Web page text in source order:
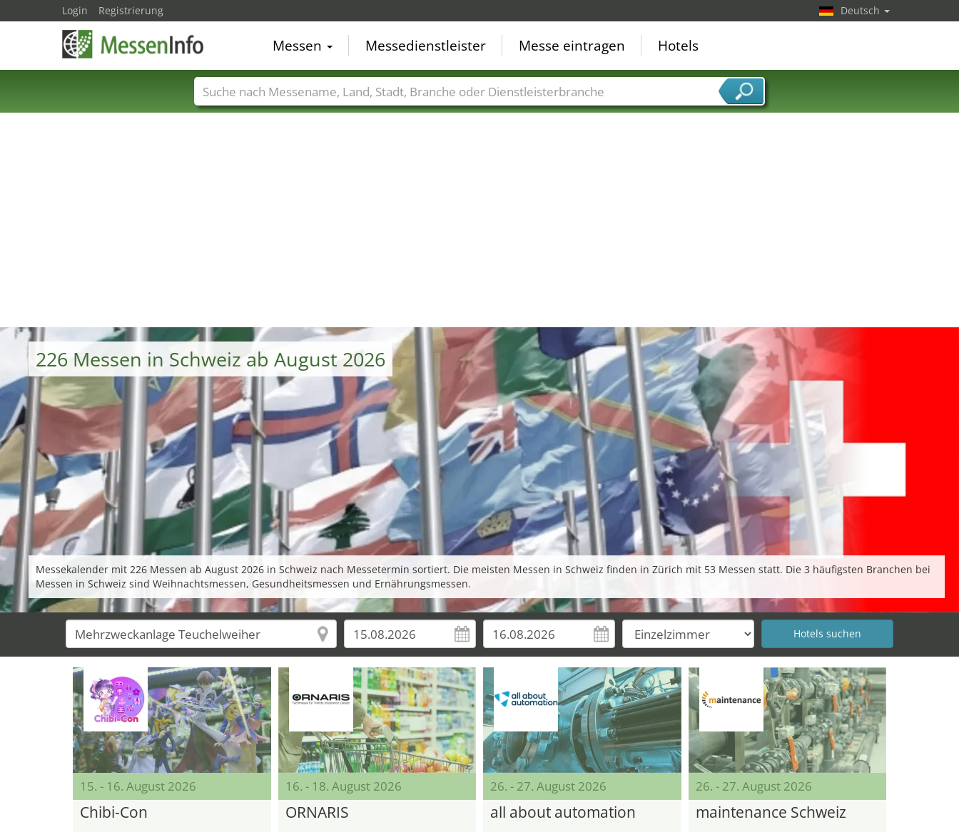
226 Messen in Schweiz ab August 2026
Messekalender mit 226 Messen ab August 2026 in Schweiz nach Messetermin sortiert. Die meisten Messen in Schweiz finden in Zürich mit 53 Messen statt. Die 3 häufigsten Branchen bei
Messen in Schweiz sind Weihnachtsmessen, Gesundheitsmessen und Ernährungsmessen.
15. - 16. August 2026
Chibi-Con
16. - 18. August 2026
ORNARIS
26. - 27. August 2026
all about automation
26. - 27. August 2026
maintenance Schweiz
Login Registrierung Deutsch
Messen Messedienstleister Messe eintragen Hotels
Messenamen Länder Städte Branchen Dienstleisterbranchen